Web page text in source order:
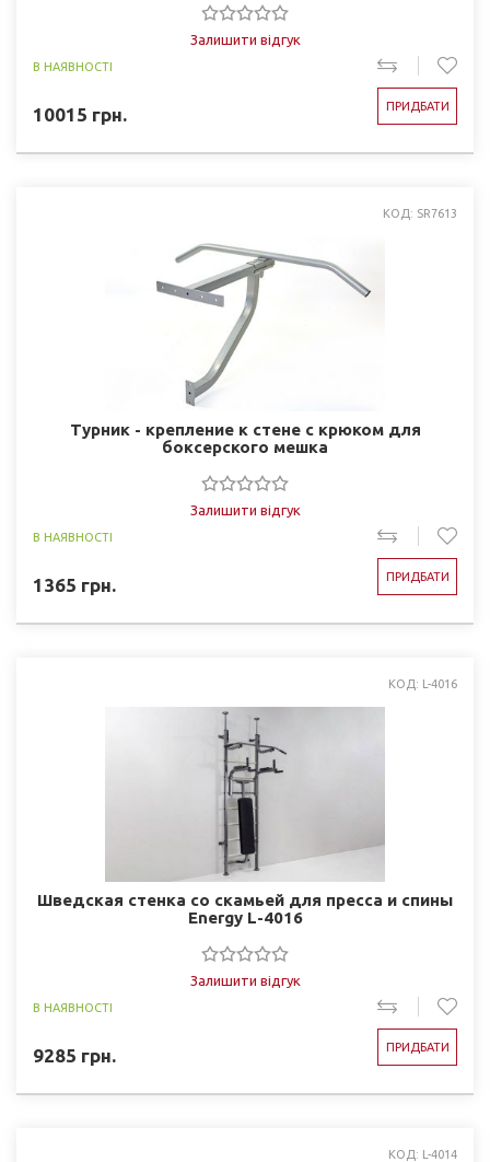
Залишити відгук
В НАЯВНОСТІ
10015 грн. ПРИДБАТИ
КОД: SR7613
Турник - крепление к стене с крюком для
боксерского мешка
Залишити відгук
В НАЯВНОСТІ
1365 грн. ПРИДБАТИ
КОД: L-4016
Шведская стенка со скамьей для пресса и спины
Energy L-4016
Залишити відгук
В НАЯВНОСТІ
9285 грн. ПРИДБАТИ
КОД: L-4014